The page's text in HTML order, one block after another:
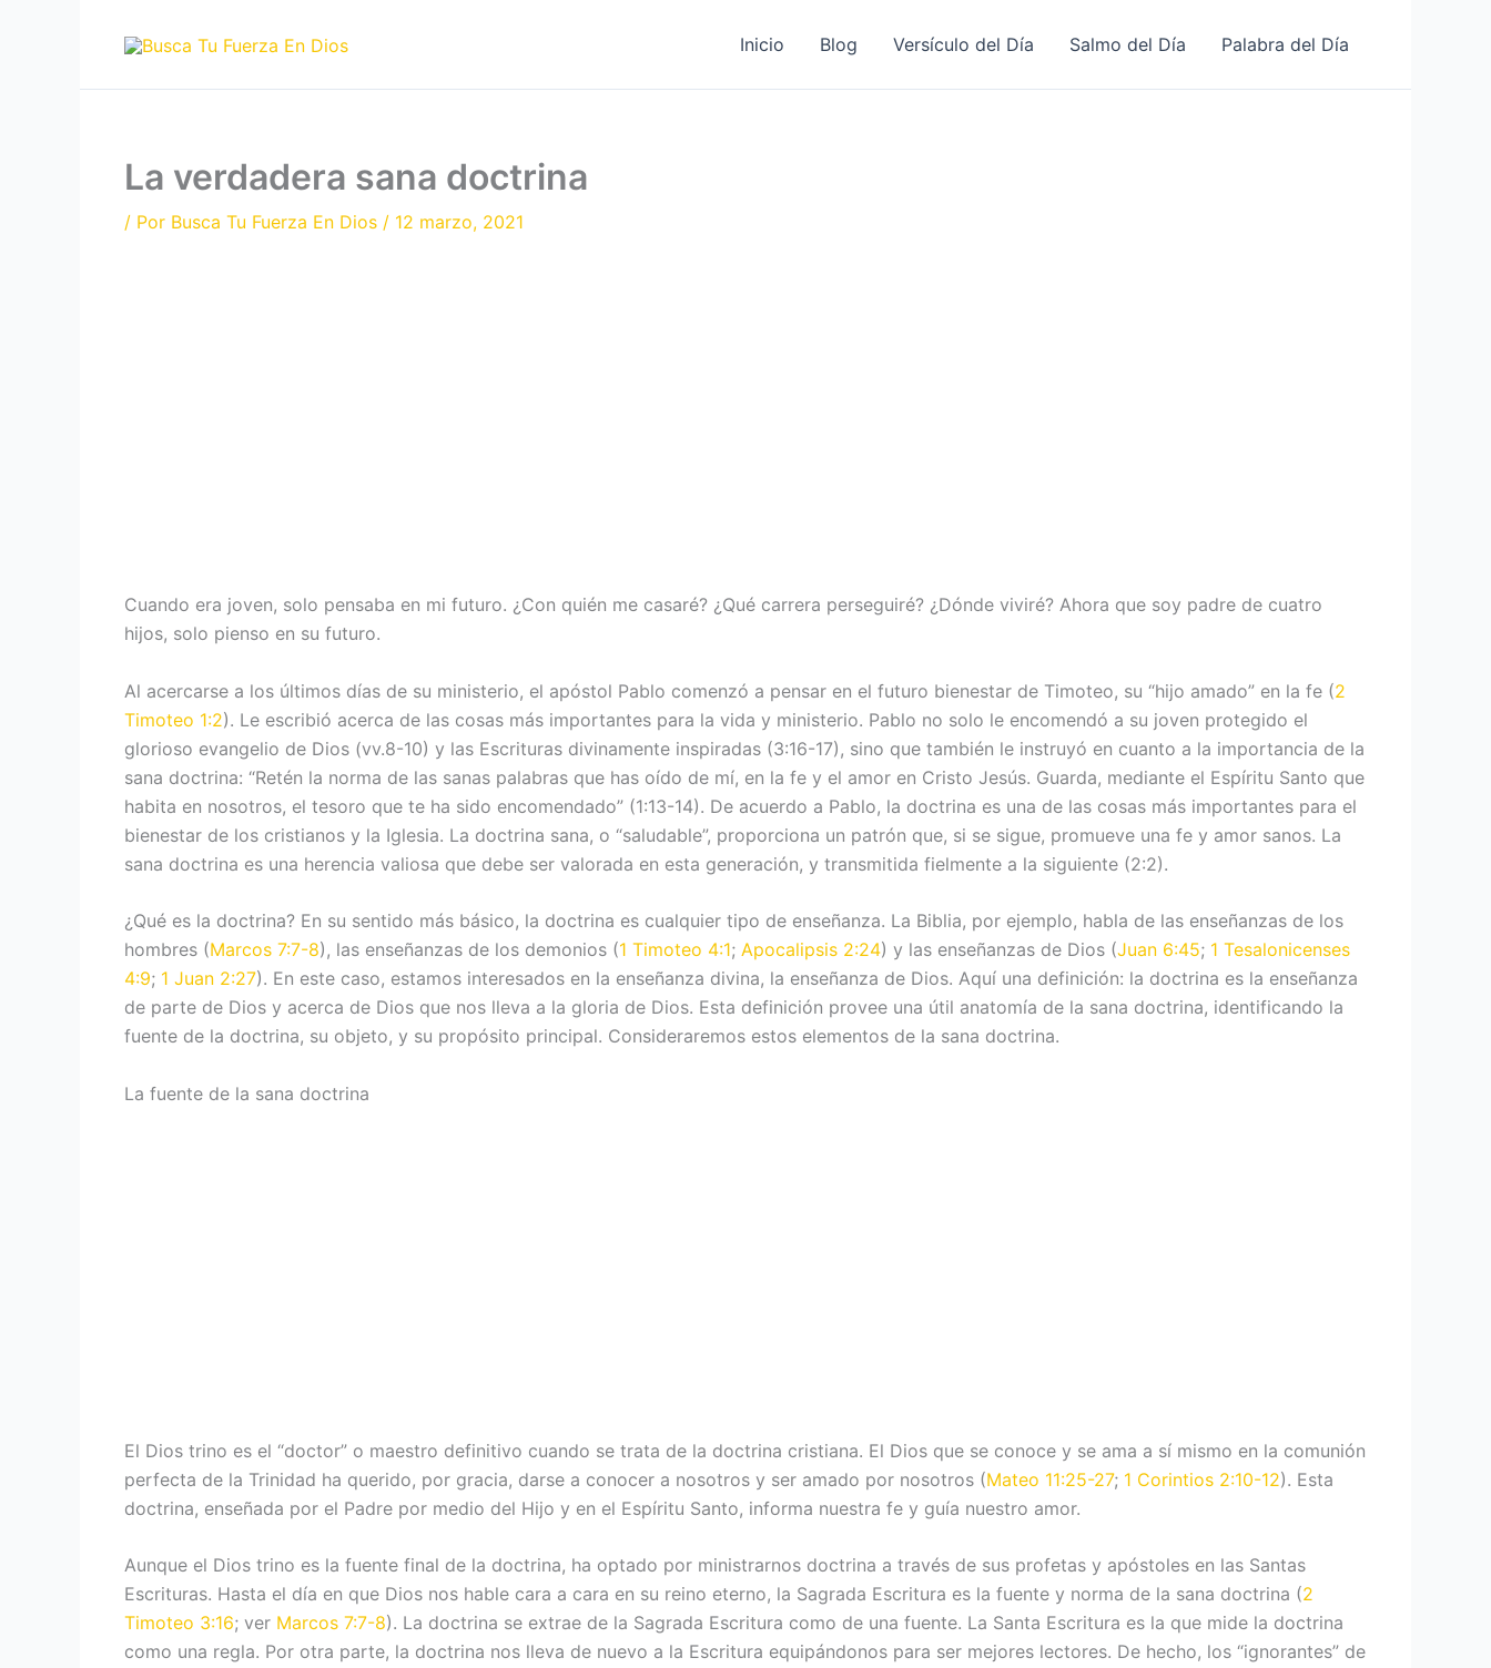
Inicio Blog Versículo del Día Salmo del Día Palabra del Día
La verdadera sana doctrina
/ Por Busca Tu Fuerza En Dios / 12 marzo, 2021
Cuando era joven, solo pensaba en mi futuro. ¿Con quién me casaré? ¿Qué carrera perseguiré? ¿Dónde viviré? Ahora que soy padre de cuatro
hijos, solo pienso en su futuro.
Al acercarse a los últimos días de su ministerio, el apóstol Pablo comenzó a pensar en el futuro bienestar de Timoteo, su “hijo amado” en la fe (2
Timoteo 1:2). Le escribió acerca de las cosas más importantes para la vida y ministerio. Pablo no solo le encomendó a su joven protegido el
glorioso evangelio de Dios (vv.8-10) y las Escrituras divinamente inspiradas (3:16-17), sino que también le instruyó en cuanto a la importancia de la
sana doctrina: “Retén la norma de las sanas palabras que has oído de mí, en la fe y el amor en Cristo Jesús. Guarda, mediante el Espíritu Santo que
habita en nosotros, el tesoro que te ha sido encomendado” (1:13-14). De acuerdo a Pablo, la doctrina es una de las cosas más importantes para el
bienestar de los cristianos y la Iglesia. La doctrina sana, o “saludable”, proporciona un patrón que, si se sigue, promueve una fe y amor sanos. La
sana doctrina es una herencia valiosa que debe ser valorada en esta generación, y transmitida fielmente a la siguiente (2:2).
¿Qué es la doctrina? En su sentido más básico, la doctrina es cualquier tipo de enseñanza. La Biblia, por ejemplo, habla de las enseñanzas de los
hombres (Marcos 7:7-8), las enseñanzas de los demonios (1 Timoteo 4:1; Apocalipsis 2:24) y las enseñanzas de Dios (Juan 6:45; 1 Tesalonicenses
4:9; 1 Juan 2:27). En este caso, estamos interesados ​​en la enseñanza divina, la enseñanza de Dios. Aquí una definición: la doctrina es la enseñanza
de parte de Dios y acerca de Dios que nos lleva a la gloria de Dios. Esta definición provee una útil anatomía de la sana doctrina, identificando la
fuente de la doctrina, su objeto, y su propósito principal. Consideraremos estos elementos de la sana doctrina.
La fuente de la sana doctrina
El Dios trino es el “doctor” o maestro definitivo cuando se trata de la doctrina cristiana. El Dios que se conoce y se ama a sí mismo en la comunión
perfecta de la Trinidad ha querido, por gracia, darse a conocer a nosotros y ser amado por nosotros (Mateo 11:25-27; 1 Corintios 2:10-12). Esta
doctrina, enseñada por el Padre por medio del Hijo y en el Espíritu Santo, informa nuestra fe y guía nuestro amor.
Aunque el Dios trino es la fuente final de la doctrina, ha optado por ministrarnos doctrina a través de sus profetas y apóstoles en las Santas
Escrituras. Hasta el día en que Dios nos hable cara a cara en su reino eterno, la Sagrada Escritura es la fuente y norma de la sana doctrina (2
Timoteo 3:16; ver Marcos 7:7-8). La doctrina se extrae de la Sagrada Escritura como de una fuente. La Santa Escritura es la que mide la doctrina
como una regla. Por otra parte, la doctrina nos lleva de nuevo a la Escritura equipándonos para ser mejores lectores. De hecho, los “ignorantes” de